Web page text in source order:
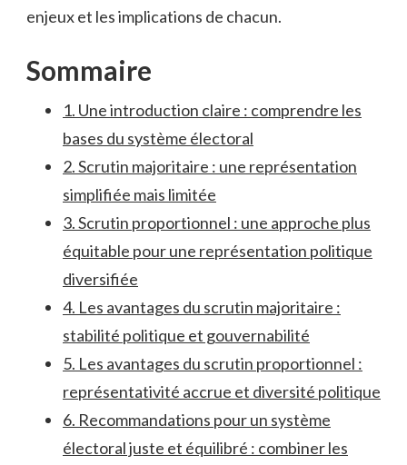
enjeux et les ‍implications de‌ chacun.
Sommaire
1.‍ Une ‍introduction claire : comprendre les⁤
bases du système ​électoral
2. Scrutin majoritaire : ⁤une représentation
simplifiée ⁤mais limitée
3. Scrutin proportionnel : une⁤ approche plus
équitable pour une‌ représentation politique
⁣diversifiée
4. Les avantages du scrutin majoritaire :
stabilité politique et gouvernabilité
5. Les avantages du scrutin proportionnel :
représentativité accrue et diversité politique
6. Recommandations‍ pour un système
électoral‌ juste et équilibré : combiner les